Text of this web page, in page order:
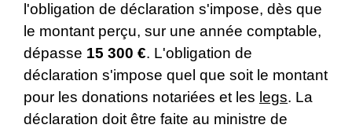
l'obligation de déclaration s'impose, dès que
le montant perçu, sur une année comptable,
dépasse 15 300 €. L'obligation de
déclaration s'impose quel que soit le montant
pour les donations notariées et les legs. La
déclaration doit être faite au ministre de